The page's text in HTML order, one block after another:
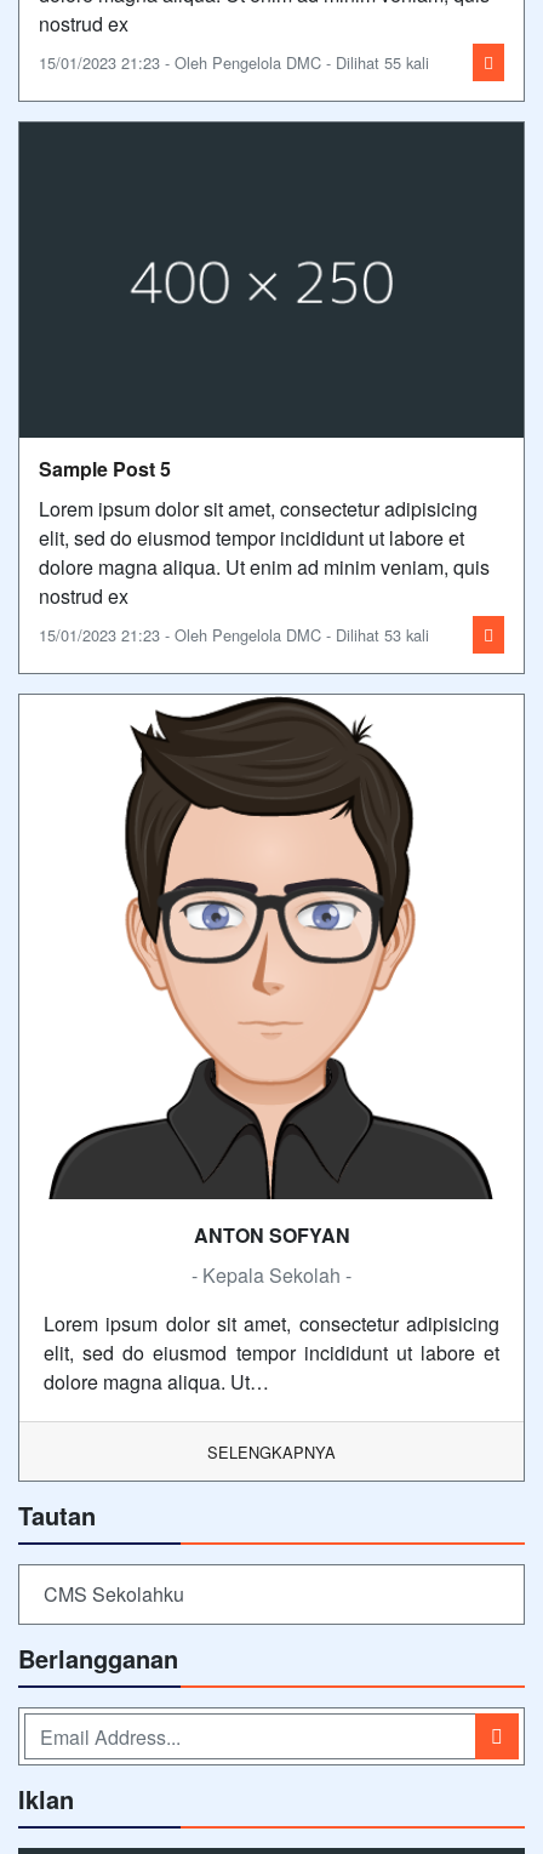
nostrud ex
15/01/2023 21:23 - Oleh Pengelola DMC - Dilihat 55 kali
Sample Post 5
Lorem ipsum dolor sit amet, consectetur adipisicing
elit, sed do eiusmod tempor incididunt ut labore et
dolore magna aliqua. Ut enim ad minim veniam, quis
nostrud ex
15/01/2023 21:23 - Oleh Pengelola DMC - Dilihat 53 kali
ANTON SOFYAN
- Kepala Sekolah -
Lorem ipsum dolor sit amet, consectetur adipisicing
elit, sed do eiusmod tempor incididunt ut labore et
dolore magna aliqua. Ut…
SELENGKAPNYA
Tautan
CMS Sekolahku
Berlangganan
Iklan